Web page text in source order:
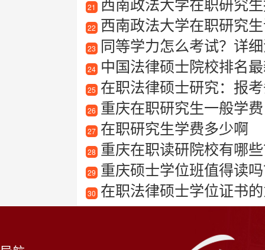
21
22 西南政法大学在职研究
23 同等学力怎么考试？详
24 中国法律硕士院校排名
25 在职法律硕士研究：报考
26 重庆在职研究生一般学费
27 在职研究生学费多少啊
28 重庆在职读研院校有哪
29 重庆硕士学位班值得读吗？揭
30 在职法律硕士学位证书